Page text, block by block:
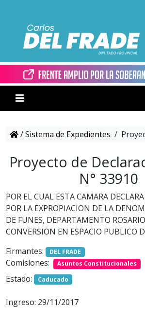
/Sistema de Expedientes /
Proyecto de
N° 33910
POR EL CUAL ESTA CAMARA
POR LA EXPROPIACION DE LA
DE FUNES, DEPARTAMENTO
CONVERSION EN ESPACIO PUBLICO
Firmantes:
DEL FRADE
Comisiones: Asuntos Constitucionales
Estado: Caducado
Ingreso: 29/11/2017